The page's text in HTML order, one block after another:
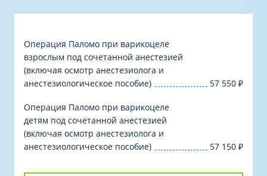
Операция Паломо при варикоцеле
взрослым под сочетанной анестезией
(включая осмотр анестезиолога и
анестезиологическое пособие)
57 550 ₽
Операция Паломо при варикоцеле
детям под сочетанной анестезией
(включая осмотр анестезиолога и
анестезиологическое пособие)
57 150 ₽